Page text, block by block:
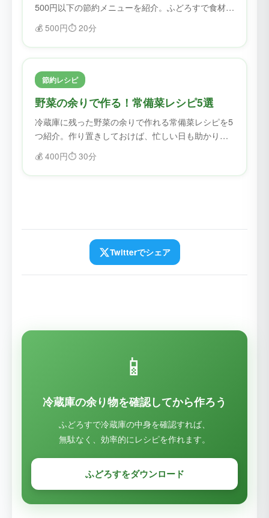
500円以下の節約メニューを紹介。ふどろすで食材を
確認してから作れば、無駄なく節約できます。
💰 500円⏱️ 20分
節約レシピ
野菜の余りで作る！常備菜レシピ5選
冷蔵庫に残った野菜の余りで作れる常備菜レシピを5
つ紹介。作り置きしておけば、忙しい日も助かりま
💰 400円⏱️ 30分
Twitterでシェア
📱
冷蔵庫の余り物を確認してから作ろう
ふどろすで冷蔵庫の中身を確認すれば、
無駄なく、効率的にレシピを作れます。
ふどろすをダウンロード